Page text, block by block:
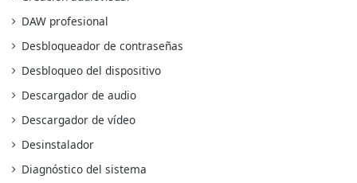
DAW profesional
Desbloqueador de contraseñas
Desbloqueo del dispositivo
Descargador de audio
Descargador de vídeo
Desinstalador
Diagnóstico del sistema